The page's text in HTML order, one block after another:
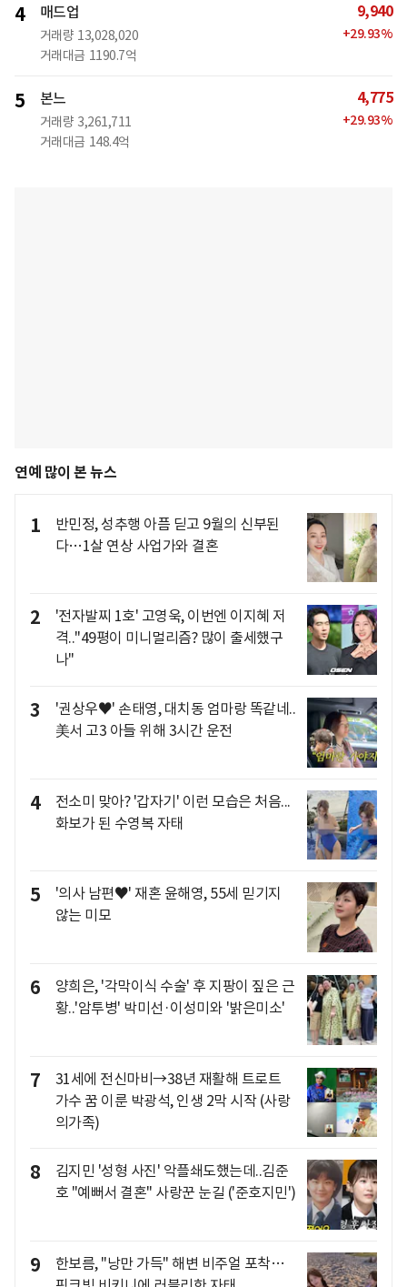
4 매드업
거래량 13,028,020
거래대금 1190.7억
9,940
+29.93%
5 본느
거래량 3,261,711
거래대금 148.4억
4,775
+29.93%
연예 많이 본 뉴스
1
반민정, 성추행 아픔 딛고 9월의 신부된
다…1살 연상 사업가와 결혼
2
'전자발찌 1호' 고영욱, 이번엔 이지혜 저
격.."49평이 미니멀리즘? 많이 출세했구
나"
3
'권상우♥' 손태영, 대치동 엄마랑 똑같네..
美서 고3 아들 위해 3시간 운전
4
전소미 맞아? '갑자기' 이런 모습은 처음...
화보가 된 수영복 자태
5
'의사 남편♥' 재혼 윤해영, 55세 믿기지
않는 미모
6
양희은, '각막이식 수술' 후 지팡이 짚은 근
황..'암투병' 박미선·이성미와 '밝은미소'
7
31세에 전신마비→38년 재활해 트로트
가수 꿈 이룬 박광석, 인생 2막 시작 (사랑
의가족)
8
김지민 '성형 사진' 악플쇄도했는데..김준
호 "예뻐서 결혼" 사랑꾼 눈길 ('준호지민')
9
한보름, "낭만 가득" 해변 비주얼 포착…